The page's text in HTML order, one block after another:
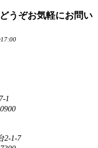
うぞお気軽にお問い
1
2-1-7